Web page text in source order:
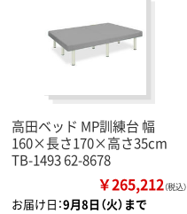
高田ベッド MP訓練台 幅
160×長さ170×高さ35cm
TB-1493 62-8678
￥265,212（税込）
お届け日：9月8日（火）まで